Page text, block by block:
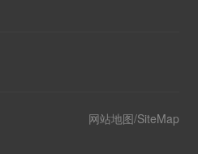
网站地图/SiteMap